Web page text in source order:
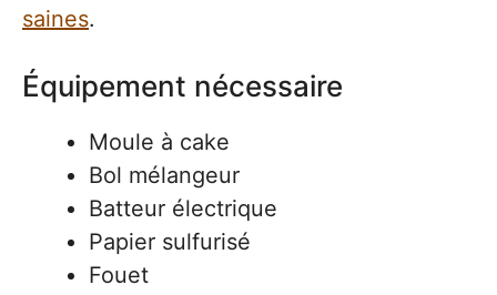
saines.
Équipement nécessaire
Moule à cake
Bol mélangeur
Batteur électrique
Papier sulfurisé
Fouet